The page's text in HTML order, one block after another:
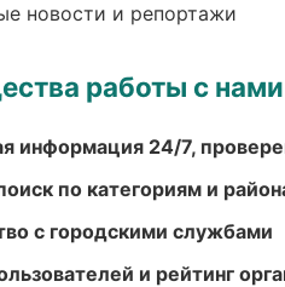
новости и репортажи
работы с нами
информация 24/7,
по категориям и
с городскими службами
и рейтинг